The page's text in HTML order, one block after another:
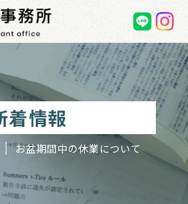
お
盆
期
間
中
の
休
業
に
つ
て
着情報
お盆期間中の休業について